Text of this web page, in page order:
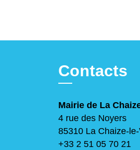
Contacts
Mairie de La
4 rue des Noyers
85310 La Chaize-
+33 2 51 05 70 21